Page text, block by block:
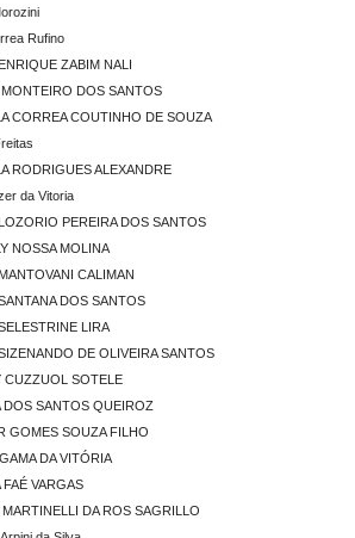
Rufino
ZABIM NALI
DOS SANTOS
CORREA COUTINHO DE SOUZA
RODRIGUES ALEXANDRE
da Vitoria
PEREIRA DOS SANTOS
NOSSA MOLINA
CALIMAN
DOS SANTOS
LIRA
DE OLIVEIRA SANTOS
CUZZUOL SOTELE
DOS SANTOS QUEIROZ
GOMES SOUZA FILHO
DA VITÓRIA
VARGAS
DA ROS SAGRILLO